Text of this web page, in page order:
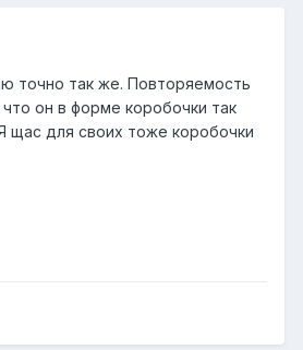
точно так же. Повторяемость
он в форме коробочки так
щас для своих тоже коробочки